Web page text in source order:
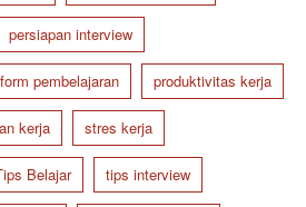
persiapan interview
pembelajaran produktivitas kerja
kerja stres kerja
Belajar tips interview